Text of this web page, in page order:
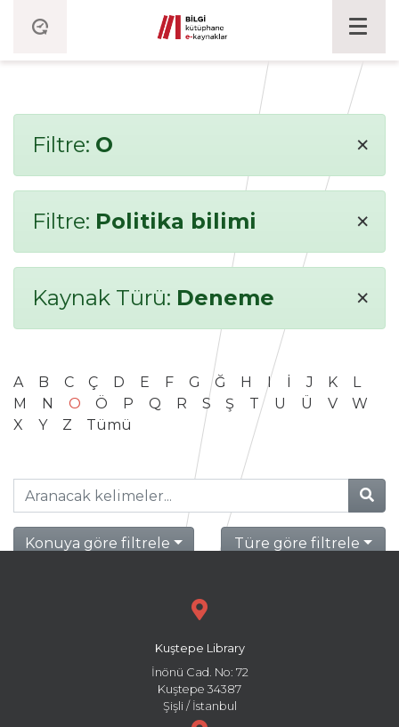
Filtre: O ×
Filtre: Politika bilimi ×
Kaynak Türü: Deneme ×
A B C Ç D E F G Ğ H I İ J K
L
M
N O Ö P Q R S Ş T U Ü V
W
X
Y Z Tümü
Konuya göre filtrele Türe göre filtrele
Kuştepe Library
İnönü Cad. No: 72
Kuştepe 34387
Şişli / İstanbul